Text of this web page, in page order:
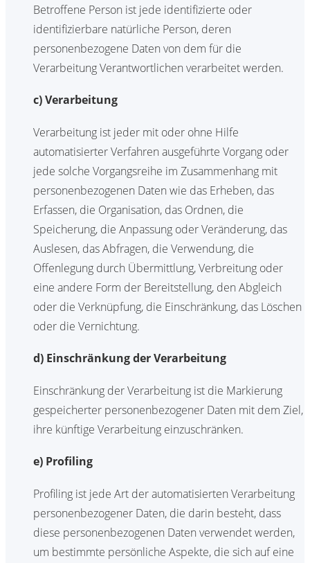
Betroffene Person ist jede identifizierte oder
identifizierbare natürliche Person, deren
personenbezogene Daten von dem für die
Verarbeitung Verantwortlichen verarbeitet werden.
c) Verarbeitung
Verarbeitung ist jeder mit oder ohne Hilfe
automatisierter Verfahren ausgeführte Vorgang oder
jede solche Vorgangsreihe im Zusammenhang mit
personenbezogenen Daten wie das Erheben, das
Erfassen, die Organisation, das Ordnen, die
Speicherung, die Anpassung oder Veränderung, das
Auslesen, das Abfragen, die Verwendung, die
Offenlegung durch Übermittlung, Verbreitung oder
eine andere Form der Bereitstellung, den Abgleich
oder die Verknüpfung, die Einschränkung, das Löschen
oder die Vernichtung.
d) Einschränkung der Verarbeitung
Einschränkung der Verarbeitung ist die Markierung
gespeicherter personenbezogener Daten mit dem Ziel,
ihre künftige Verarbeitung einzuschränken.
e) Profiling
Profiling ist jede Art der automatisierten Verarbeitung
personenbezogener Daten, die darin besteht, dass
diese personenbezogenen Daten verwendet werden,
um bestimmte persönliche Aspekte, die sich auf eine